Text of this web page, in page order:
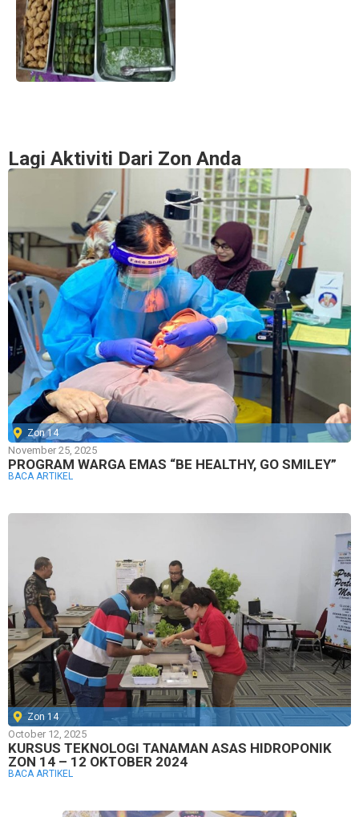
Lagi Aktiviti Dari Zon Anda
Zon 14
November 25, 2025
PROGRAM WARGA EMAS “BE HEALTHY, GO SMILEY”
BACA ARTIKEL
Zon 14
October 12, 2025
KURSUS TEKNOLOGI TANAMAN ASAS HIDROPONIK
ZON 14 – 12 OKTOBER 2024
BACA ARTIKEL